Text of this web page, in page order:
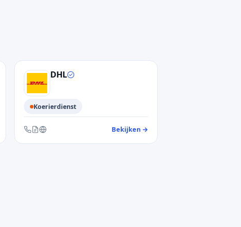
— klantendienst PostNL
DHL
Koerierdienst
Bereikbaar via telefoon, contactformulier en website
Bekijken →